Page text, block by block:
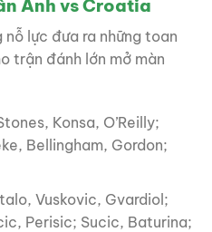
Anh vs Croatia
nỗ lực đưa ra những toan
trận đánh lớn mở màn
Konsa, O’Reilly;
Bellingham, Gordon;
Vuskovic, Gvardiol;
Perisic; Sucic, Baturina;